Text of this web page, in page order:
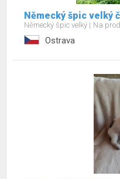
Německý špic velký
Německý špic velký Na
Ostrava